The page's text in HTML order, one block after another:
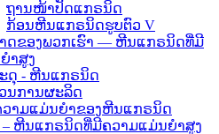
ຖານໜ້າປັດແກຣນິດ
ກ້ອນຫີນແກຣນິດຮູບຕົວ V
ດຂອງພວກເຮົາ — ຫີນແກຣນິດທີ່ມີ
ຳສູງ
ດຸ - ຫີນແກຣນິດ
ນການຜະລິດ
ວາມແມ່ນຍໍາຂອງຫີນແກຣນິດ
– ຫີນແກຣນິດທີ່ມີຄວາມແມ່ນຍໍາສູງ